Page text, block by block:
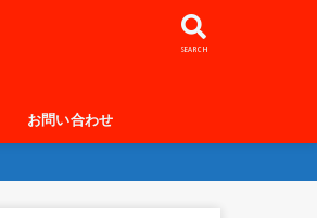
お問い合わせ
SEARCH